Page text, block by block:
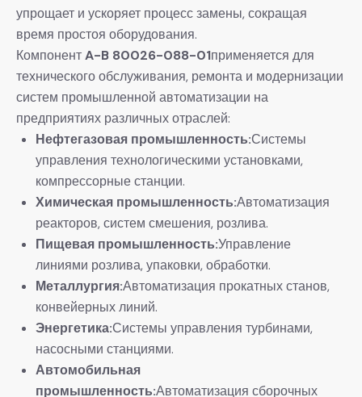
упрощает и ускоряет процесс замены, сокращая
время простоя оборудования.
КомпонентA-B 80026-088-01применяется для
технического обслуживания, ремонта и модернизации
систем промышленной автоматизации на
предприятиях различных отраслей:
Нефтегазовая промышленность:Системы
управления технологическими установками,
компрессорные станции.
Химическая промышленность:Автоматизация
реакторов, систем смешения, розлива.
Пищевая промышленность:Управление
линиями розлива, упаковки, обработки.
Металлургия:Автоматизация прокатных станов,
конвейерных линий.
Энергетика:Системы управления турбинами,
насосными станциями.
Автомобильная
промышленность:Автоматизация сборочных